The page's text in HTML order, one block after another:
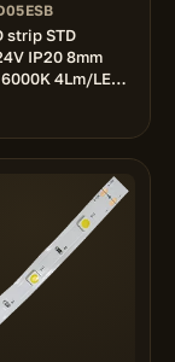
strip STD
IP20 8mm
4Lm/LED
5м.